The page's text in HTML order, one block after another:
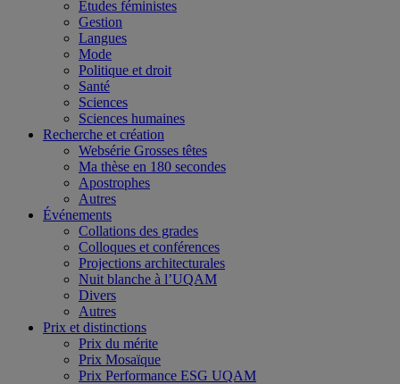
Études féministes
Gestion
Langues
Mode
Politique et droit
Santé
Sciences
Sciences humaines
Recherche et création
Websérie Grosses têtes
Ma thèse en 180 secondes
Apostrophes
Autres
Événements
Collations des grades
Colloques et conférences
Projections architecturales
Nuit blanche à l’UQAM
Divers
Autres
Prix et distinctions
Prix du mérite
Prix Mosaïque
Prix Performance ESG UQAM